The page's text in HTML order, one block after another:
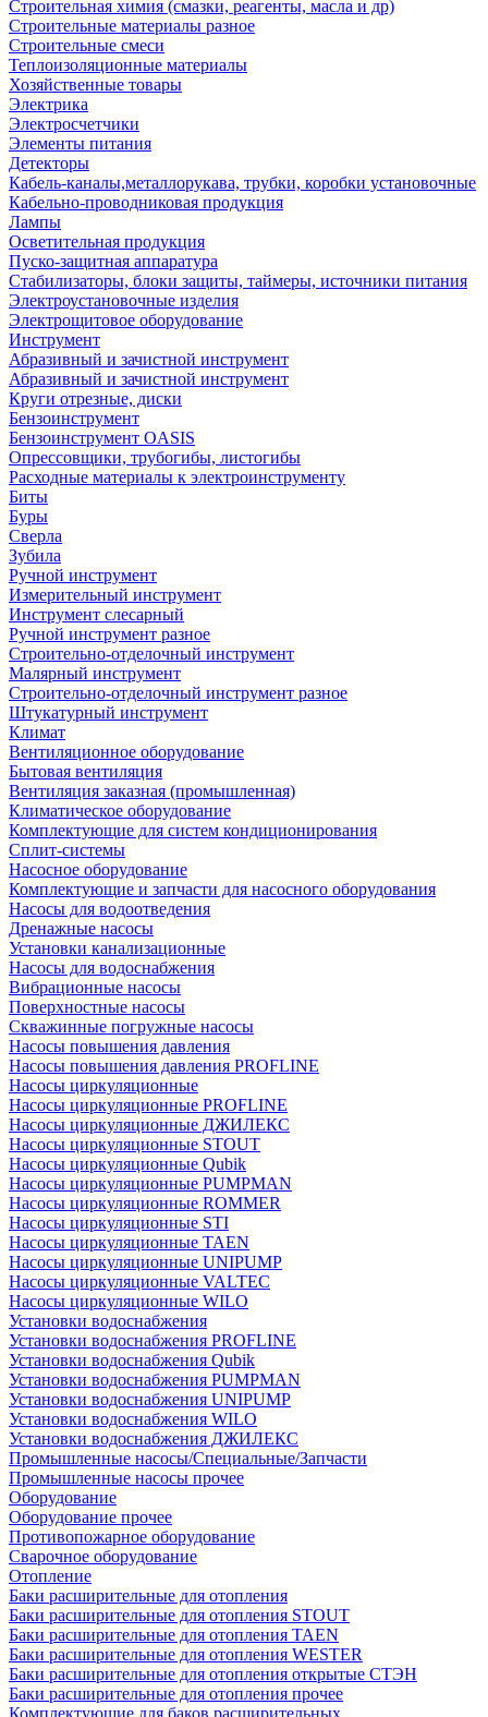
Строительная химия (смазки, реагенты, масла и др)
Строительные материалы разное
Строительные смеси
Теплоизоляционные материалы
Хозяйственные товары
Электрика
Электросчетчики
Элементы питания
Детекторы
Кабель-каналы,металлорукава, трубки, коробки установочные
Кабельно-проводниковая продукция
Лампы
Осветительная продукция
Пуско-защитная аппаратура
Стабилизаторы, блоки защиты, таймеры, источники питания
Электроустановочные изделия
Электрощитовое оборудование
Инструмент
Абразивный и зачистной инструмент
Абразивный и зачистной инструмент
Круги отрезные, диски
Бензоинструмент
Бензоинструмент OASIS
Опрессовщики, трубогибы, листогибы
Расходные материалы к электроинструменту
Биты
Буры
Сверла
Зубила
Ручной инструмент
Измерительный инструмент
Инструмент слесарный
Ручной инструмент разное
Строительно-отделочный инструмент
Малярный инструмент
Строительно-отделочный инструмент разное
Штукатурный инструмент
Климат
Вентиляционное оборудование
Бытовая вентиляция
Вентиляция заказная (промышленная)
Климатическое оборудование
Комплектующие для систем кондиционирования
Сплит-системы
Насосное оборудование
Комплектующие и запчасти для насосного оборудования
Насосы для водоотведения
Дренажные насосы
Установки канализационные
Насосы для водоснабжения
Вибрационные насосы
Поверхностные насосы
Скважинные погружные насосы
Насосы повышения давления
Насосы повышения давления PROFLINE
Насосы циркуляционные
Насосы циркуляционные PROFLINE
Насосы циркуляционные ДЖИЛЕКС
Насосы циркуляционные STOUT
Насосы циркуляционные Qubik
Насосы циркуляционные PUMPMAN
Насосы циркуляционные ROMMER
Насосы циркуляционные STI
Насосы циркуляционные TAEN
Насосы циркуляционные UNIPUMP
Насосы циркуляционные VALTEC
Насосы циркуляционные WILO
Установки водоснабжения
Установки водоснабжения PROFLINE
Установки водоснабжения Qubik
Установки водоснабжения PUMPMAN
Установки водоснабжения UNIPUMP
Установки водоснабжения WILO
Установки водоснабжения ДЖИЛЕКС
Промышленные насосы/Специальные/Запчасти
Промышленные насосы прочее
Оборудование
Оборудование прочее
Противопожарное оборудование
Сварочное оборудование
Отопление
Баки расширительные для отопления
Баки расширительные для отопления STOUT
Баки расширительные для отопления TAEN
Баки расширительные для отопления WESTER
Баки расширительные для отопления открытые СТЭН
Баки расширительные для отопления прочее
Комплектующие для баков расширительных